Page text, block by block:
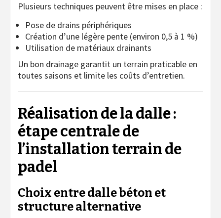
Plusieurs techniques peuvent être mises en place :
Pose de drains périphériques
Création d’une légère pente (environ 0,5 à 1 %)
Utilisation de matériaux drainants
Un bon drainage garantit un terrain praticable en
toutes saisons et limite les coûts d’entretien.
Réalisation de la dalle :
étape centrale de
l’installation terrain de
padel
Choix entre dalle béton et
structure alternative